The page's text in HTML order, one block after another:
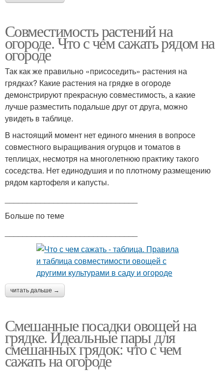
Совместимость растений на
огороде. Что с чем сажать рядом на
огороде
Так как же правильно «присоседить» растения на
грядках? Какие растения на грядке в огороде
демонстрируют прекрасную совместимость, а какие
лучше разместить подальше друг от друга, можно
увидеть в таблице.
В настоящий момент нет единого мнения в вопросе
совместного выращивания огурцов и томатов в
теплицах, несмотря на многолетнюю практику такого
соседства. Нет единодушия и по плотному размещению
рядом картофеля и капусты.
Больше по теме
читать дальше →
Смешанные посадки овощей на
грядке. Идеальные пары для
смешанных грядок: что с чем
сажать на огороде